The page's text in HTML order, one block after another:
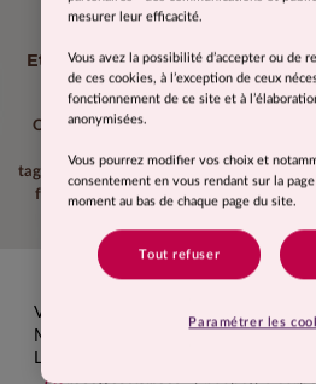
Vous raffolez de
Et en même temps, vous
forme ?
OUI, cet ouvrage s’adresse à tous les
tagliatelles, gnocchis, linguines,
farfalles, orecchiettes, bucatinis et
LES PÂTES
Vous aimez un peu, beaucoup,
Mais vous voulez aussi surveiller votre
mesurer leur efficacité.
Vous avez la possibilité d’accepter ou de
de ces cookies, à l’exception de ceux
fonctionnement de ce site et à
anonymisées.
Vous pourrez modifier vos choix et
consentement en vous rendant sur la page
moment au bas de chaque page du site.
Tout refuser
Paramétrer les